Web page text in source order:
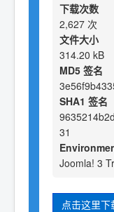
下载次数
2,627 次
文件大小
314.20 kB
MD5 签名
SHA1 签名
31
Joomla! 3
点击这里下